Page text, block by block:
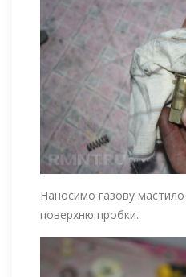
Наносимо газову
поверхню пробки.